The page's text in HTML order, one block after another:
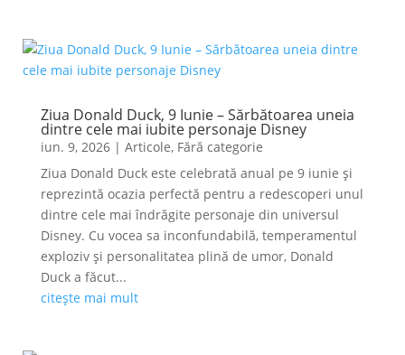
Ziua Donald Duck, 9 Iunie – Sărbătoarea uneia
dintre cele mai iubite personaje Disney
iun. 9, 2026| Articole, Fără categorie
Ziua Donald Duck este celebrată anual pe 9 iunie și
reprezintă ocazia perfectă pentru a redescoperi unul
dintre cele mai îndrăgite personaje din universul
Disney. Cu vocea sa inconfundabilă, temperamentul
exploziv și personalitatea plină de umor, Donald
Duck a făcut...
citește mai mult